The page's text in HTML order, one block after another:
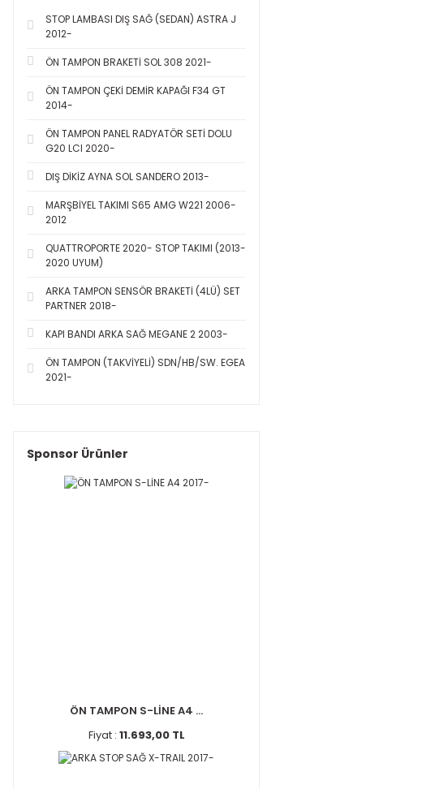
STOP LAMBASI DIŞ SAĞ (SEDAN) ASTRA J
2012-
ÖN TAMPON BRAKETİ SOL 308 2021-
ÖN TAMPON ÇEKİ DEMİR KAPAĞI F34 GT
2014-
ÖN TAMPON PANEL RADYATÖR SETİ DOLU
G20 LCI 2020-
DIŞ DİKİZ AYNA SOL SANDERO 2013-
MARŞBİYEL TAKIMI S65 AMG W221 2006-
2012
QUATTROPORTE 2020- STOP TAKIMI (2013-
2020 UYUM)
ARKA TAMPON SENSÖR BRAKETİ (4LÜ) SET
PARTNER 2018-
KAPI BANDI ARKA SAĞ MEGANE 2 2003-
ÖN TAMPON (TAKVİYELİ) SDN/HB/SW. EGEA
2021-
Sponsor Ürünler
ÖN TAMPON S-LİNE A4 ...
Fiyat : 11.693,00 TL